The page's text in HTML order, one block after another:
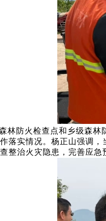
林防火检查点和乡级森
落实情况。杨正山强调
整治火灾隐患，完善应